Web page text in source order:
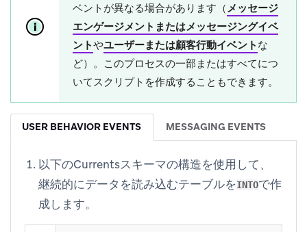
ベントが異なる場合があります（メッセージ
エンゲージメントまたはメッセージングイベ
ントやユーザーまたは顧客行動イベント な
ど）。このプロセスの一部またはすべてにつ
いてスクリプトを作成することもできます。
USER BEHAVIOR EVENTS MESSAGING EVENTS
以下のCurrentsスキーマの構造を使用して、
継続的にデータを読み込むテーブルをINTOで作
成します。